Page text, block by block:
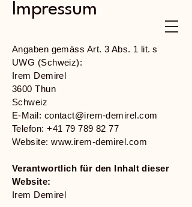
Impressum
Angaben gemäss Art. 3 Abs. 1 lit. s
UWG (Schweiz):
Irem Demirel
3600 Thun
Schweiz
E-Mail: contact@irem-demirel.com
Telefon: +41 79 789 82 77
Website:www.irem-demirel.com
Verantwortlich für den Inhalt dieser
Website:
Irem Demirel